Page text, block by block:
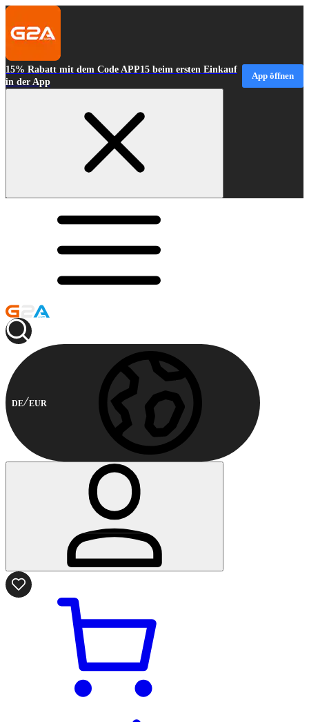
15% Rabatt mit dem Code APP15 beim ersten Einkauf
in der App
App öffnen
DE EUR